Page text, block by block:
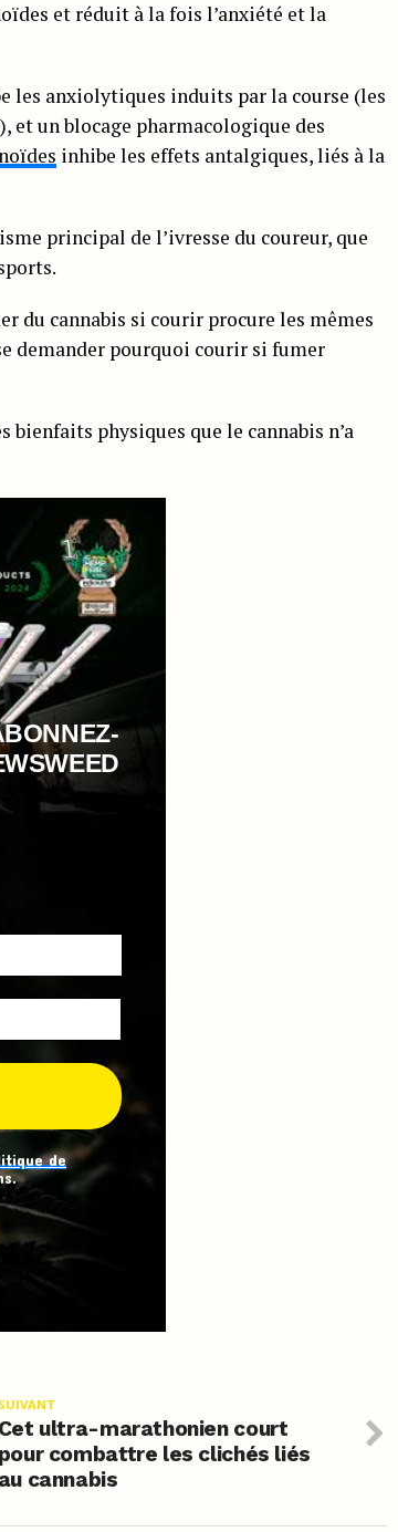
et réduit à la fois l’anxiété et la
les anxiolytiques induits par la course (les
et un blocage pharmacologique des
inhibe les effets antalgiques, liés à la
principal de l’ivresse du coureur, que
du cannabis si courir procure les mêmes
demander pourquoi courir si fumer
bienfaits physiques que le cannabis n’a
de
SUIVANT
Cet ultra-marathonien court
pour combattre les clichés liés
au cannabis